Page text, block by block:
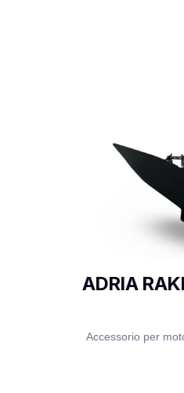
ADRIA
Accessorio per